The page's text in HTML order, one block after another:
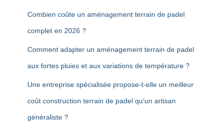
Combien coûte un aménagement terrain de padel
complet en 2026 ?
Comment adapter un aménagement terrain de padel
aux fortes pluies et aux variations de température ?
Une entreprise spécialisée propose-t-elle un meilleur
coût construction terrain de padel qu’un artisan
généraliste ?